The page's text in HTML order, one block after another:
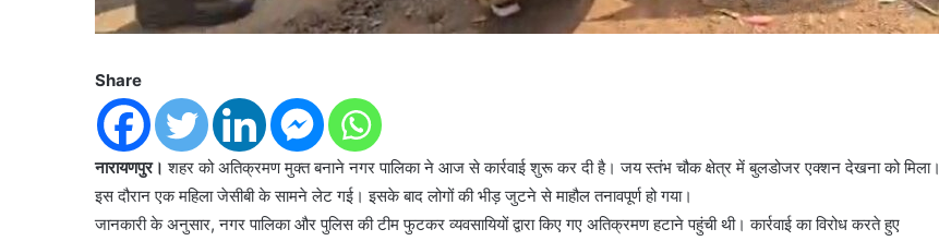
Share
नारायणपुर। शहर को अतिक्रमण मुक्त बनाने नगर पालिका ने आज से कार्रवाई शुरू कर दी है। जय स्तंभ चौक क्षेत्र में बुलडोजर एक्शन देखना को मिला।
इस दौरान एक महिला जेसीबी के सामने लेट गई। इसके बाद लोगों की भीड़ जुटने से माहौल तनावपूर्ण हो गया।
जानकारी के अनुसार, नगर पालिका और पुलिस की टीम फुटकर व्यवसायियों द्वारा किए गए अतिक्रमण हटाने पहुंची थी। कार्रवाई का विरोध करते हुए